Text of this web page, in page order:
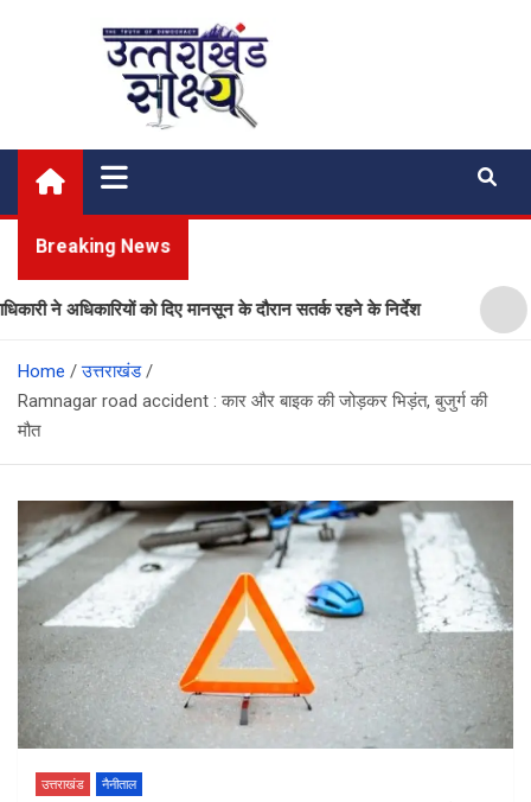
Uttarakhand Shakshya
My News Portal
Breaking News
ने अधिकारियों को दिए मानसून के दौरान सतर्क रहने के निर्देश
Home
उत्तराखंड
Ramnagar road accident : कार और बाइक की जोड़कर भिड़ंत, बुजुर्ग की
मौत
उत्तराखंड नैनीताल